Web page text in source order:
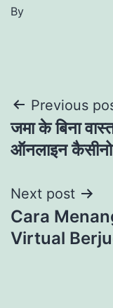
By
Post
Previous
जमा के बिना
ऑनलाइन कैसीनो
Next post
Cara
Virtual